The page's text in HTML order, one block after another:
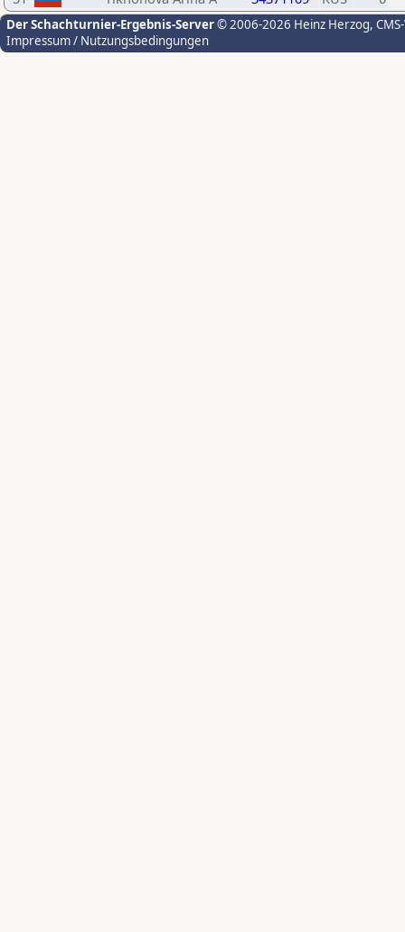
Der Schachturnier-Ergebnis-Server© 2006-2026 Heinz Herzog,
Impressum / Nutzungsbedingungen